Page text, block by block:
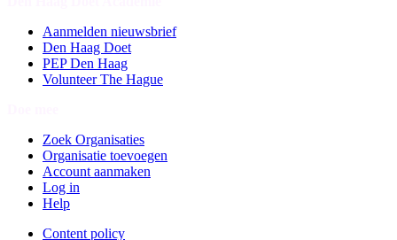
Aanmelden nieuwsbrief
Den Haag Doet
PEP Den Haag
Volunteer The Hague
Zoek Organisaties
Organisatie toevoegen
Account aanmaken
Log in
Help
Content policy